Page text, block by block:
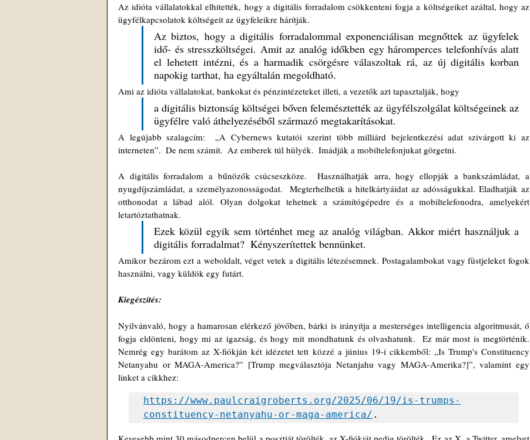
Az idióta vállalatokkal elhitették, hogy a digitális forradalom csökkenteni fogja a költségeiket azáltal, hogy az
ügyfélkapcsolatok költségeit az ügyfeleikre hárítják.
Az biztos, hogy a digitális forradalommal exponenciálisan megnőttek az ügyfelek
idő- és stresszköltségei. Amit az analóg időkben egy háromperces telefonhívás alatt
el lehetett intézni, és a harmadik csörgésre válaszoltak rá, az új digitális korban
napokig tarthat, ha egyáltalán megoldható.
Ami az idióta vállalatokat, bankokat és pénzintézeteket illeti, a vezetők azt tapasztalják, hogy
a digitális biztonság költségei bőven felemésztették az ügyfélszolgálat költségeinek az
ügyfélre való áthelyezéséből származó megtakarításokat.
A legújabb szalagcím:  „A Cybernews kutatói szerint több milliárd bejelentkezési adat szivárgott ki az
interneten”.  De nem számít.  Az emberek túl hülyék.  Imádják a mobiltelefonjukat görgetni.
A digitális forradalom a bűnözők csúcseszköze.  Használhatják arra, hogy ellopják a bankszámládat, a
nyugdíjszámládat, a személyazonosságodat.  Megterhelhetik a hitelkártyáidat az adósságukkal. Eladhatják az
otthonodat a lábad alól. Olyan dolgokat tehetnek a számítógépedre és a mobiltelefonodra, amelyekért
letartóztathatnak.
Ezek közül egyik sem történhet meg az analóg világban. Akkor miért használjuk a
digitális forradalmat?  Kényszerítettek bennünket.
Amikor bezárom ezt a weboldalt, véget vetek a digitális létezésemnek. Postagalambokat vagy füstjeleket fogok
használni, vagy küldök egy futárt.
Kiegészítés:
Nyilvánvaló, hogy a hamarosan elérkező jövőben, bárki is irányítja a mesterséges intelligencia algoritmusát, ő
fogja eldönteni, hogy mi az igazság, és hogy mit mondhatunk és olvashatunk.  Ez már most is megtörténik.
Nemrég egy barátom az X-fiókján két idézetet tett közzé a június 19-i cikkemből: „Is Trump's Constituency
Netanyahu or MAGA-America?” [Trump megválasztója Netanjahu vagy MAGA-Amerika?]”, valamint egy
linket a cikkhez:
https://www.paulcraigroberts.org/2025/06/19/is-trumps-
constituency-netanyahu-or-maga-america/ .